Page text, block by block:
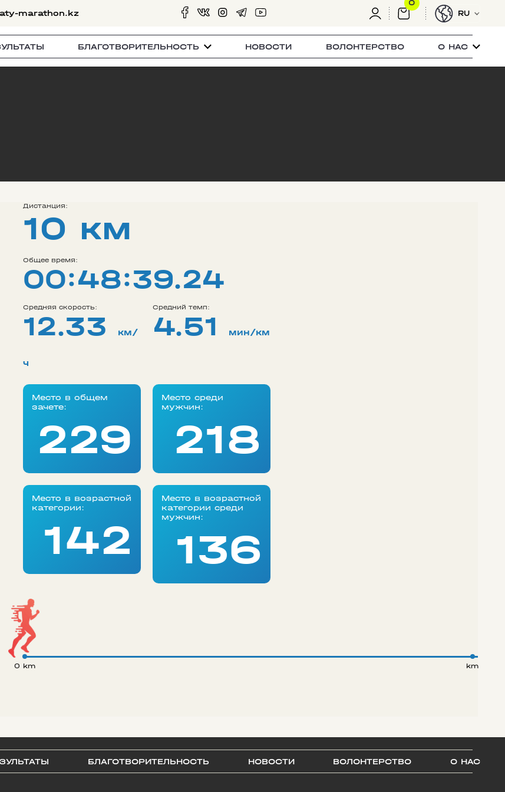
marathon.kz
0
RU
БЛАГОТВОРИТЕЛЬНОСТЬ НОВОСТИ ВОЛОНТЕРСТВО О НАС
Дистанция:
10 км
Общее время:
00:48:39.24
Средняя скорость:
12.33 км/
ч
Средний темп:
4.51 мин/км
Место в общем
зачете:
229
Место среди
мужчин:
218
Место в возрастной
категории:
142
Место в возрастной
категории среди
мужчин:
136
0 km km
БЛАГОТВОРИТЕЛЬНОСТЬ НОВОСТИ ВОЛОНТЕРСТВО О НАС